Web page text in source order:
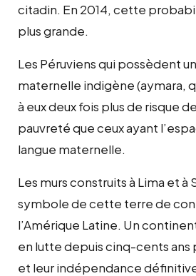
citadin. En 2014, cette
plus grande.
Les Péruviens qui possèdent
maternelle indigène (aymara,
à eux deux fois plus de risque
pauvreté que ceux ayant
langue maternelle.
Les murs construits à Lima et à
symbole de cette terre de
l’Amérique Latine. Un
en lutte depuis cinq-cents ans
et leur indépendance